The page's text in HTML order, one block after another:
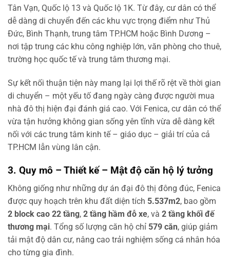
Tân Vạn, Quốc lộ 13 và Quốc lộ 1K. Từ đây, cư dân có thể
dễ dàng di chuyển đến các khu vực trọng điểm như Thủ
Đức, Bình Thạnh, trung tâm TP.HCM hoặc Bình Dương –
nơi tập trung các khu công nghiệp lớn, văn phòng cho thuê,
trường học quốc tế và trung tâm thương mại.
Sự kết nối thuận tiện này mang lại lợi thế rõ rệt về thời gian
di chuyển – một yếu tố đang ngày càng được người mua
nhà đô thị hiện đại đánh giá cao. Với Fenica, cư dân có thể
vừa tận hưởng không gian sống yên tĩnh vừa dễ dàng kết
nối với các trung tâm kinh tế – giáo dục – giải trí của cả
TP.HCM lẫn vùng lân cận.
3. Quy mô – Thiết kế – Mật độ căn hộ lý tưởng
Không giống như những dự án đại đô thị đông đúc, Fenica
được quy hoạch trên khu đất diện tích 5.537m2, bao gồm
2 block cao 22 tầng, 2 tầng hầm đỗ xe, và 2 tầng khối đế
thương mại. Tổng số lượng căn hộ chỉ 579 căn, giúp giảm
tải mật độ dân cư, nâng cao trải nghiệm sống cá nhân hóa
cho từng gia đình.